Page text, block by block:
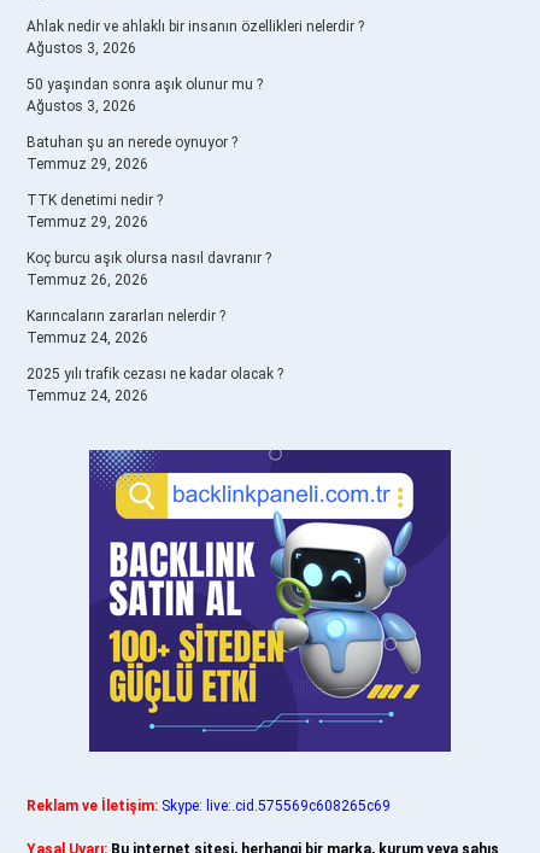
Ahlak nedir ve ahlaklı bir insanın özellikleri nelerdir ?
Ağustos 3, 2026
50 yaşından sonra aşık olunur mu ?
Ağustos 3, 2026
Batuhan şu an nerede oynuyor ?
Temmuz 29, 2026
TTK denetimi nedir ?
Temmuz 29, 2026
Koç burcu aşık olursa nasıl davranır ?
Temmuz 26, 2026
Karıncaların zararları nelerdir ?
Temmuz 24, 2026
2025 yılı trafik cezası ne kadar olacak ?
Temmuz 24, 2026
Reklam ve İletişim: Skype: live:.cid.575569c608265c69
Yasal Uyarı: Bu internet sitesi, herhangi bir marka, kurum veya şahıs